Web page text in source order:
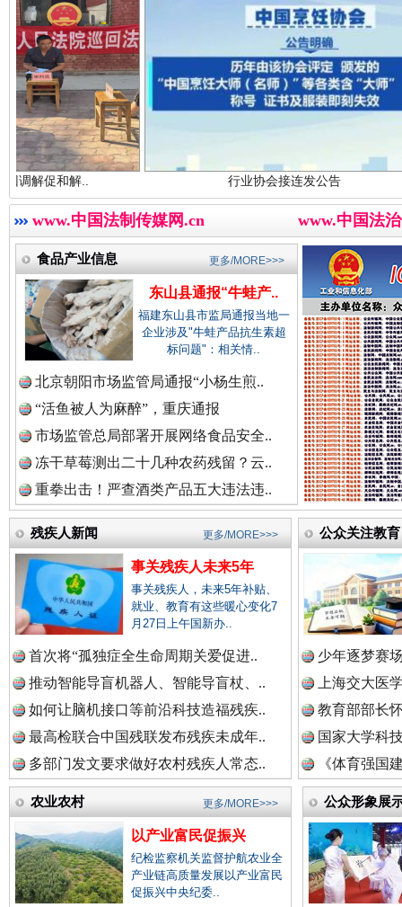
中国农业新闻网.
中国视频新闻网.
中国廉政法纪网.
中国律师在线.
中国参政网.中
广州首
三年瞒报超千万 隐匿收入偷税被查处..
祁连巍巍树丰碑 高回报
行业协会接连发公告
www.中国法制传媒网.cn www.中国法
食品产业信息
东山县通报“牛蛙产..
福建东山县市监局通报当地一
企业涉及"牛蛙产品抗生素超
标问题"：相关情..
北京朝阳市场监管局通报“小杨生煎..
“活鱼被人为麻醉”，重庆通报
市场监管总局部署开展网络食品安全..
冻干草莓测出二十几种农药残留？云..
重拳出击！严查酒类产品五大违法违..
更多/MORE>>>
残疾人新闻
事关残疾人未来5年
事关残疾人，未来5年补贴、
就业、教育有这些暖心变化7
月27日上午国新办..
首次将“孤独症全生命周期关爱促进..
推动智能导盲机器人、智能导盲杖、..
如何让脑机接口等前沿科技造福残疾..
最高检联合中国残联发布残疾未成年..
多部门发文要求做好农村残疾人常态..
更多/MORE>>> 公众关注教育
少年逐梦赛
上海交大医
教育部部长
国家大学科
《体育强国
农业农村
以产业富民促振兴
纪检监察机关监督护航农业全
产业链高质量发展以产业富民
促振兴中央纪委..
更多/MORE>>> 公众形象展